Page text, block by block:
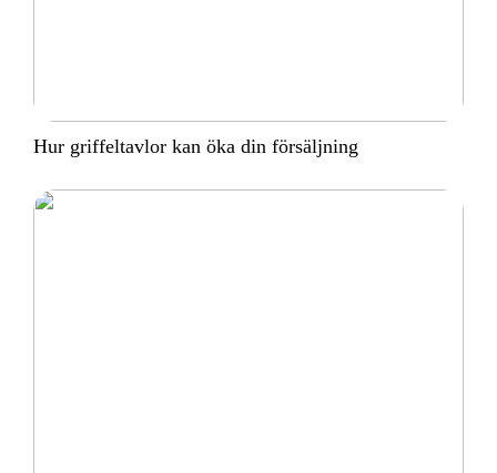
Hur griffeltavlor kan öka din försäljning